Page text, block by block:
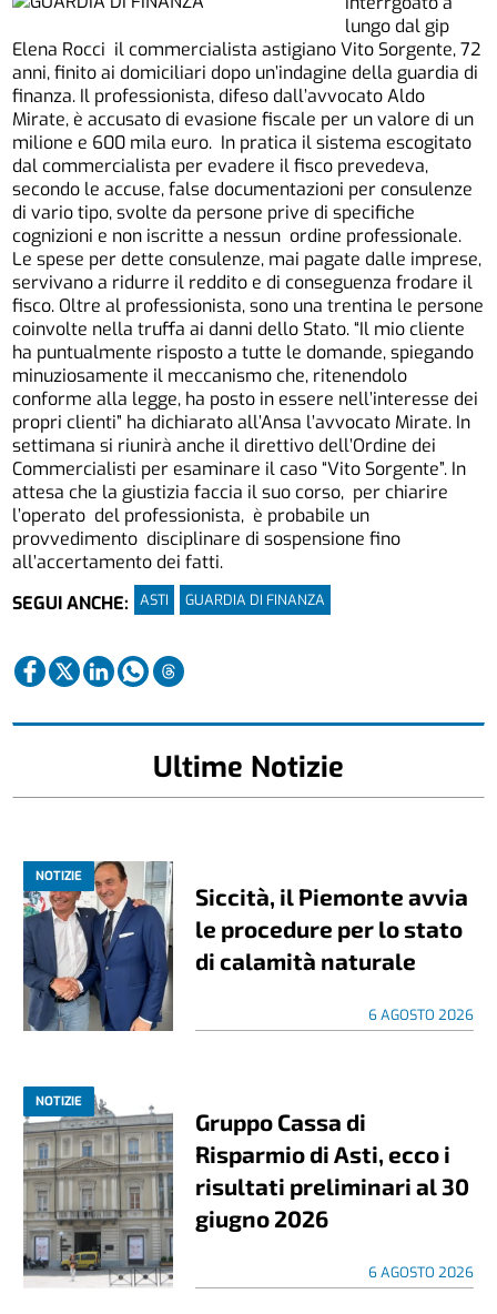
lungo dal gip
Elena Rocci il commercialista astigiano Vito Sorgente, 72
anni, finito ai domiciliari dopo un’indagine della guardia di
finanza. Il professionista, difeso dall’avvocato Aldo
Mirate, è accusato di evasione fiscale per un valore di un
milione e 600 mila euro. In pratica il sistema escogitato
dal commercialista per evadere il fisco prevedeva,
secondo le accuse, false documentazioni per consulenze
di vario tipo, svolte da persone prive di specifiche
cognizioni e non iscritte a nessun ordine professionale.
Le spese per dette consulenze, mai pagate dalle imprese,
servivano a ridurre il reddito e di conseguenza frodare il
fisco. Oltre al professionista, sono una trentina le persone
coinvolte nella truffa ai danni dello Stato. “Il mio cliente
ha puntualmente risposto a tutte le domande, spiegando
minuziosamente il meccanismo che, ritenendolo
conforme alla legge, ha posto in essere nell’interesse dei
propri clienti” ha dichiarato all’Ansa l’avvocato Mirate. In
settimana si riunirà anche il direttivo dell’Ordine dei
Commercialisti per esaminare il caso “Vito Sorgente”. In
attesa che la giustizia faccia il suo corso, per chiarire
l’operato del professionista, è probabile un
provvedimento disciplinare di sospensione fino
all’accertamento dei fatti.
SEGUI ANCHE:
ASTI GUARDIA DI FINANZA
Ultime Notizie
NOTIZIE
Siccità, il Piemonte avvia
le procedure per lo stato
di calamità naturale
6 AGOSTO 2026
NOTIZIE
Gruppo Cassa di
Risparmio di Asti, ecco i
risultati preliminari al 30
giugno 2026
6 AGOSTO 2026